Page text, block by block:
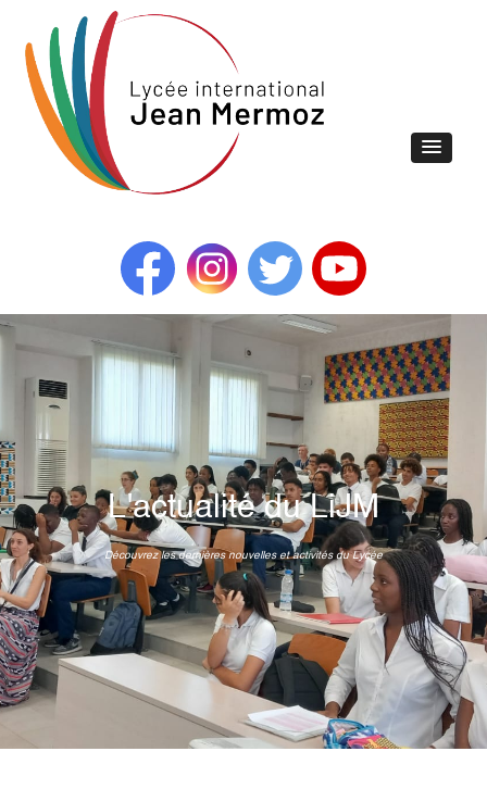
L'actualité du LiJM
Découvrez les dernières nouvelles et activités du Lycée